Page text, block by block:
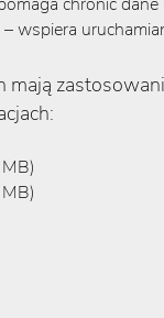
wspiera
mają